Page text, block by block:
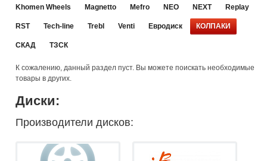
Khomen Wheels Magnetto Mefro NEO NEXT Replay
RST Tech-line Trebl Venti Евродиск КОЛПАКИ
СКАД ТЗСК
К сожалению, данный раздел пуст. Вы можете поискать необходимые
товары в других.
Диски:
Производители дисков: